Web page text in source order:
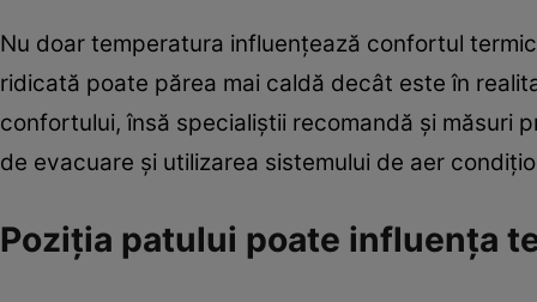
Nu doar temperatura influențează confortul
ridicată poate părea mai caldă decât este în
confortului, însă specialiștii recomandă și măsuri
de evacuare și utilizarea sistemului de aer
Poziția patului poate influența